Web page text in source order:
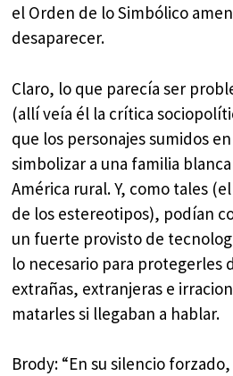
el Orden de lo Simbólico
desaparecer.
Claro, lo que parecía ser
(allí veía él la crítica
que los personajes sumidos
simbolizar a una familia
América rural. Y, como tales
de los estereotipos), podían
un fuerte provisto de
lo necesario para protegerles
extrañas, extranjeras e
matarles si llegaban a hablar.
Brody: “En su silencio